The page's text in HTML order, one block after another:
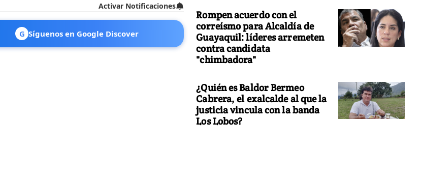
Activar Notificaciones
G Síguenos en Google Discover
Rompen acuerdo con el
correísmo para Alcaldía de
Guayaquil: líderes arremeten
contra candidata
"chimbadora"
¿Quién es Baldor Bermeo
Cabrera, el exalcalde al que la
justicia vincula con la banda
Los Lobos?